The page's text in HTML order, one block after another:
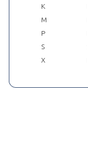
K
M
P
S
X